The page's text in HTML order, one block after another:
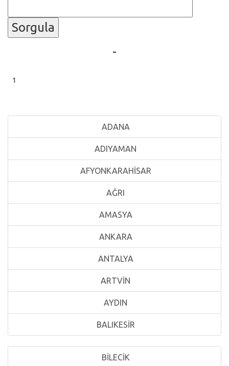
Sorgula
-
1
ADANA
ADIYAMAN
AFYONKARAHİSAR
AĞRI
AMASYA
ANKARA
ANTALYA
ARTVİN
AYDIN
BALIKESİR
BİLECİK